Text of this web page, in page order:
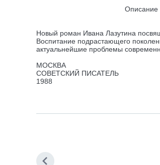
Описание
Новый роман Ивана Лазутина
Воспитание подрастающего
актуальнейшие проблемы
МОСКВА
СОВЕТСКИЙ ПИСАТЕЛЬ
1988